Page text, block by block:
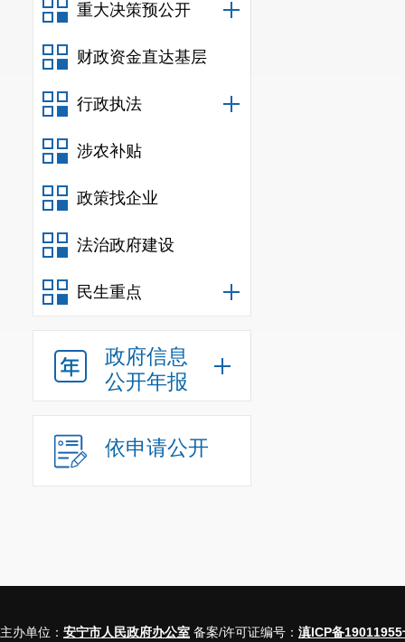
重大决策预公开
财政资金直达基层
行政执法
涉农补贴
政策找企业
法治政府建设
民生重点
政府信息
公开年报
依申请公开
主办单位： 安宁市人民政府办公室 备案/许可证编号： 滇ICP备